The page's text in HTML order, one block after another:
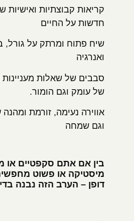
קריאות קבוצתיות ואישיות
חדשות על החיים
שיח פתוח ומרתק על גורל,
ואנרגיה
סבבים של שאלות מעניינות
של עומק וגם הומור.
אווירה נעימה, זורמת
וגם שמחה
בין אם אתם סקפטיים או
מיסטיקה או פשוט
דופן – הערב הזה נבנה